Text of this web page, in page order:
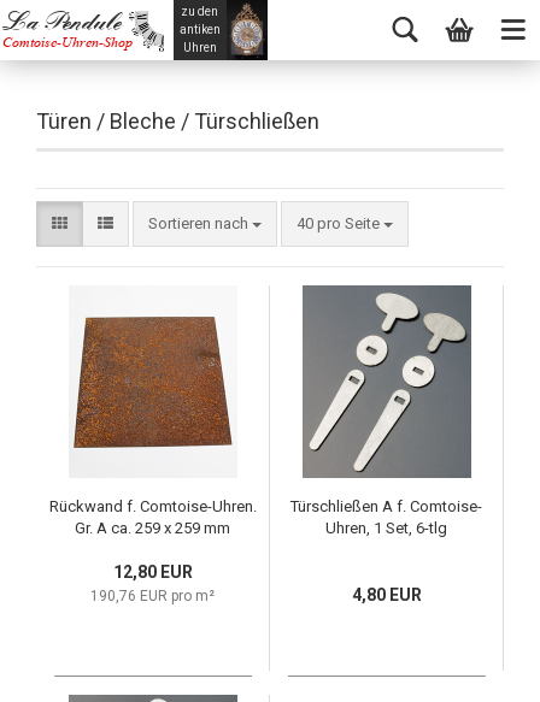
La Pendule
Comtoise-Uhren-Shop
zu den
antiken
Uhren
Türen / Bleche / Türschließen
Sortieren nach 40 pro Seite
Rückwand f. Comtoise-Uhren.
Gr. A ca. 259 x 259 mm
12,80 EUR
190,76 EUR pro m²
Türschließen A f. Comtoise-
Uhren, 1 Set, 6-tlg
4,80 EUR